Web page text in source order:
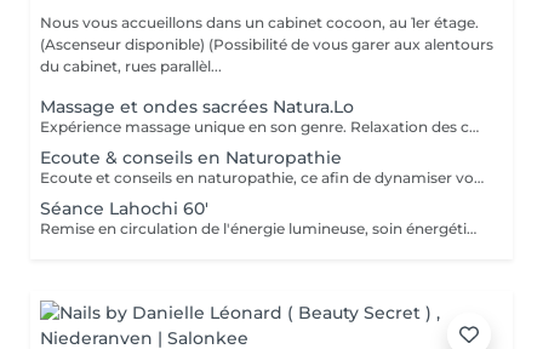
Nous vous accueillons dans un cabinet cocoon, au 1er étage.
(Ascenseur disponible) (Possibilité de vous garer aux alentours
du cabinet, rues parallèl...
Massage et ondes sacrées Natura.Lo
Expérience massage unique en son genre. Relaxation des corps et soin sonore au tambour, bols tibétains et vocale accompagné de notre partenaire bien-être : Anne
Ecoute & conseils en Naturopathie
Ecoute et conseils en naturopathie, ce afin de dynamiser votre retour à la vitalité mentale et corporelle. (Anamnèse de votre mode de vie et de votre quotidien, et mise en place de votre plan "bien-être") Les conseils ou soins en naturopathie ne remplacent en aucun cas un traitement chez votre médecin. Chèque cadeau disponible (Montant de votre choix, celui-ci est à indiquer lors de votre demande) (Temps de séance facultatif)
Séance Lahochi 60'
Remise en circulation de l'énergie lumineuse, soin énergétique. Chèque cadeau disponible (Montant de votre choix, celui-ci est à indiquer lors de votre demande)